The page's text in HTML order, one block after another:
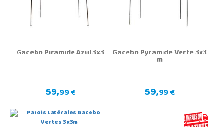
Gacebo Piramide Azul 3x3
59,99 €
Gacebo Pyramide Verte 3x3
m
59,99 €